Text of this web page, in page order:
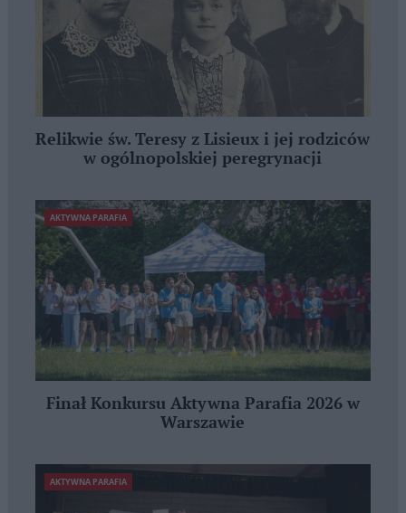
Relikwie św. Teresy z Lisieux i jej rodziców
w ogólnopolskiej peregrynacji
AKTYWNA PARAFIA
Finał Konkursu Aktywna Parafia 2026 w
Warszawie
AKTYWNA PARAFIA